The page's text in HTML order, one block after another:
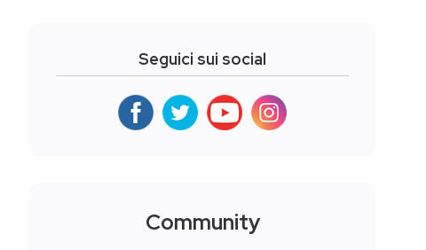
Seguici sui social
Community